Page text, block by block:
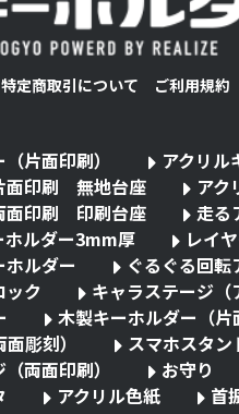
特定商取引について ご利用規約
片面印刷）
アクリル
面印刷 無地台座
ア
面印刷 印刷台座
走る
ホルダー3mm厚
レイ
ルダー
ぐるぐる回転
ック
キャラステージ（
木製キーホルダー（片
彫刻）
スマホスタン
両面印刷）
お守り
アクリル色紙 首